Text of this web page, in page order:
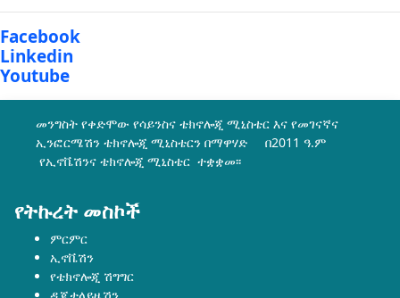
Facebook
Linkedin
Youtube
መንግስት የቀድሞው የሳይንስና ቴክኖሎጂ ሚኒስቴር እና የመገናኛና
ኢንፎርሜሽን ቴክኖሎጂ ሚኒስቴርን በማዋሃድ በ2011 ዓ.ም
የኢኖቬሽንና ቴክኖሎጂ ሚኒስቴር ተቋቋመ፡፡
ምርምር
ኢኖቬሽን
የቴክኖሎጂ ሽግግር
ዲጂታላይዜሽን